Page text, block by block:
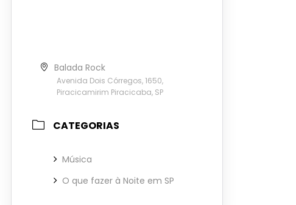
Balada Rock
Avenida Dois Córregos, 1650,
Piracicamirim Piracicaba, SP
CATEGORIAS
Música
O que fazer à Noite em SP